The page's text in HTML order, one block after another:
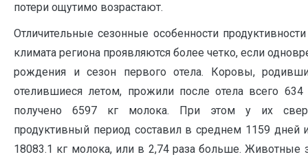
потери ощутимо возрастают.
Отличительные сезонные особенности
климата региона проявляются более четко, если
рождения и сезон первого отела. Коровы,
отелившиеся летом, прожили после отела всего
получено 6597 кг молока. При этом у их
продуктивный период составил в среднем 1159 дней
18083.1 кг молока, или в 2,74 раза больше. Животные